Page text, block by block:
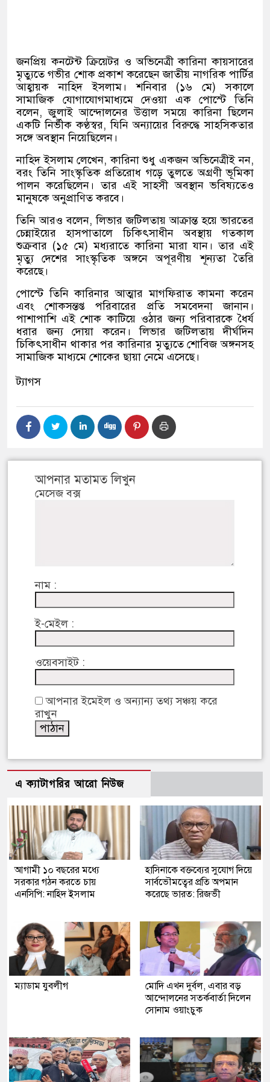
জনপ্রিয় কনটেন্ট ক্রিয়েটর ও অভিনেত্রী কারিনা কায়সারের
মৃত্যুতে গভীর শোক প্রকাশ করেছেন জাতীয় নাগরিক পার্টির
আহ্বায়ক নাহিদ ইসলাম। শনিবার (১৬ মে) সকালে
সামাজিক যোগাযোগমাধ্যমে দেওয়া এক পোস্টে তিনি
বলেন, জুলাই আন্দোলনের উত্তাল সময়ে কারিনা ছিলেন
একটি নির্ভীক কণ্ঠস্বর, যিনি অন্যায়ের বিরুদ্ধে সাহসিকতার
সঙ্গে অবস্থান নিয়েছিলেন।
নাহিদ ইসলাম লেখেন, কারিনা শুধু একজন অভিনেত্রীই নন,
বরং তিনি সাংস্কৃতিক প্রতিরোধ গড়ে তুলতে অগ্রণী ভূমিকা
পালন করেছিলেন। তার এই সাহসী অবস্থান ভবিষ্যতেও
মানুষকে অনুপ্রাণিত করবে।
তিনি আরও বলেন, লিভার জটিলতায় আক্রান্ত হয়ে ভারতের
চেন্নাইয়ের হাসপাতালে চিকিৎসাধীন অবস্থায় গতকাল
শুক্রবার (১৫ মে) মধ্যরাতে কারিনা মারা যান। তার এই
মৃত্যু দেশের সাংস্কৃতিক অঙ্গনে অপূরণীয় শূন্যতা তৈরি
করেছে।
পোস্টে তিনি কারিনার আত্মার মাগফিরাত কামনা করেন
এবং শোকসন্তপ্ত পরিবারের প্রতি সমবেদনা জানান।
পাশাপাশি এই শোক কাটিয়ে ওঠার জন্য পরিবারকে ধৈর্য
ধরার জন্য দোয়া করেন। লিভার জটিলতায় দীর্ঘদিন
চিকিৎসাধীন থাকার পর কারিনার মৃত্যুতে শোবিজ অঙ্গনসহ
সামাজিক মাধ্যমে শোকের ছায়া নেমে এসেছে।
ট্যাগস
আপনার মতামত লিখুন
মেসেজ বক্স
নাম :
ই-মেইল :
ওয়েবসাইট :
আপনার ইমেইল ও অন্যান্য তথ্য সঞ্চয় করে
রাখুন
এ ক্যাটাগরির আরো নিউজ
আগামী ১০ বছরের মধ্যে
সরকার গঠন করতে চায়
এনসিপি: নাহিদ ইসলাম
হাসিনাকে বক্তব্যের সুযোগ দিয়ে
সার্বভৌমত্বের প্রতি অপমান
করেছে ভারত: রিজভী
ম্যাডাম যুবলীগ
মোদি এখন দুর্বল, এবার বড়
আন্দোলনের সতর্কবার্তা দিলেন
সোনাম ওয়াংচুক